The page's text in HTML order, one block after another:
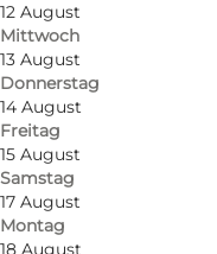
12 August
Mittwoch
13 August
Donnerstag
14 August
Freitag
15 August
Samstag
17 August
Montag
18 August
Route anzeigen